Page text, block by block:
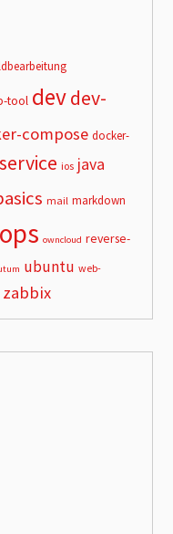
tool devdev-
compose docker-
ios java
mail markdown
ops owncloud reverse-
ubuntu web-
zabbix